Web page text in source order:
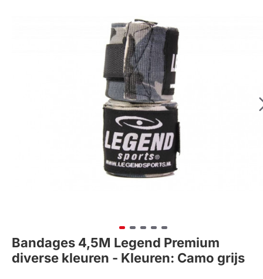
Bandages 4,5M Legend Premium
diverse kleuren - Kleuren: Camo grijs